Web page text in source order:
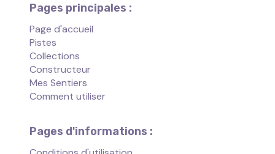
Pages principales :
Page d'accueil
Pistes
Collections
Constructeur
Mes Sentiers
Comment utiliser
Pages d'informations :